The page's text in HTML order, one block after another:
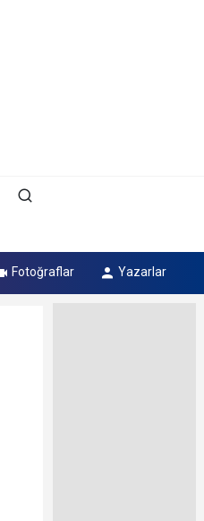
Fotoğraflar Yazarlar